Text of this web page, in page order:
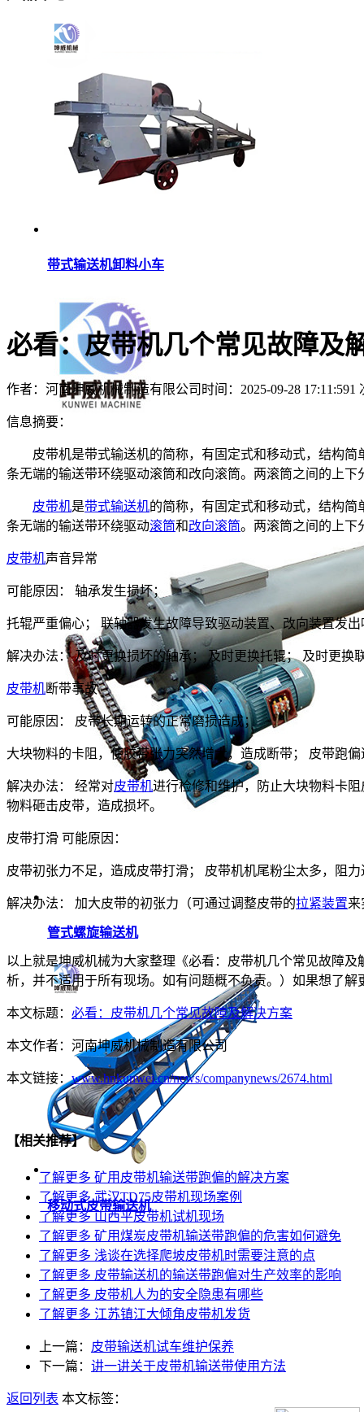
带式输送机卸料小车
管式螺旋输送机
移动式皮带输送机
必看：皮带机几个常见故障及
作者：河南坤威机械制造有限公司 时间：2025-09-28 17:11:591
信息摘要：
皮带机是带式输送机的简称，有固定式和移动式，结构简
条无端的输送带环绕驱动滚筒和改向滚筒。两滚筒之间的上
皮带机是带式输送机的简称，有固定式和移动式，结构简
条无端的输送带环绕驱动滚筒和改向滚筒。两滚筒之间的上下
皮带机声音异常
可能原因： 轴承发生损坏；
托辊严重偏心； 联轴器发生故障导致驱动装置、改向装置发
解决办法： 及时更换损坏的轴承； 及时更换托辊； 及时更换
皮带机断带事故
可能原因： 皮带长期运转的正常磨损造成；
大块物料的卡阻，使胶带张力突然增大，造成断带； 皮带跑
解决办法： 经常对皮带机进行检修和维护，防止大块物料卡
物料砸击皮带，造成损坏。
皮带打滑 可能原因：
皮带初张力不足，造成皮带打滑； 皮带机机尾粉尘太多，阻
解决办法： 加大皮带的初张力（可通过调整皮带的拉紧装置来
以上就是坤威机械为大家整理《​必看：皮带机几个常见故障
析，并不适用于所有现场。如有问题概不负责。）如果想了
本文标题： ​必看：皮带机几个常见故障及解决方案
本文作者： 河南坤威机械制造有限公司
本文链接：www.hnkunwei.cn/news/companynews/2674.html
【相关推荐】
了解更多 矿用皮带机输送带跑偏的解决方案
了解更多武汉TD75皮带机现场案例
了解更多山西平皮带机试机现场
了解更多 矿用煤炭皮带机输送带跑偏的危害如何避免
了解更多 浅谈在选择爬坡皮带机时需要注意的点
了解更多 皮带输送机的输送带跑偏对生产效率的影响
了解更多 皮带机人为的安全隐患有哪些
了解更多 江苏镇江大倾角皮带机发货
上一篇： 皮带输送机试车维护保养
下一篇： 讲一讲关于皮带机输送带使用方法
返回列表 本文标签：